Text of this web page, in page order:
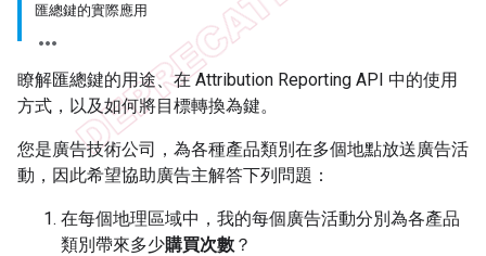
匯總鍵的實際應用
瞭解匯總鍵的用途、在 Attribution Reporting API 中的使用
方式，以及如何將目標轉換為鍵。
您是廣告技術公司，為各種產品類別在多個地點放送廣告活
動，因此希望協助廣告主解答下列問題：
在每個地理區域中，我的每個廣告活動分別為各產品
類別帶來多少購買次數 ？